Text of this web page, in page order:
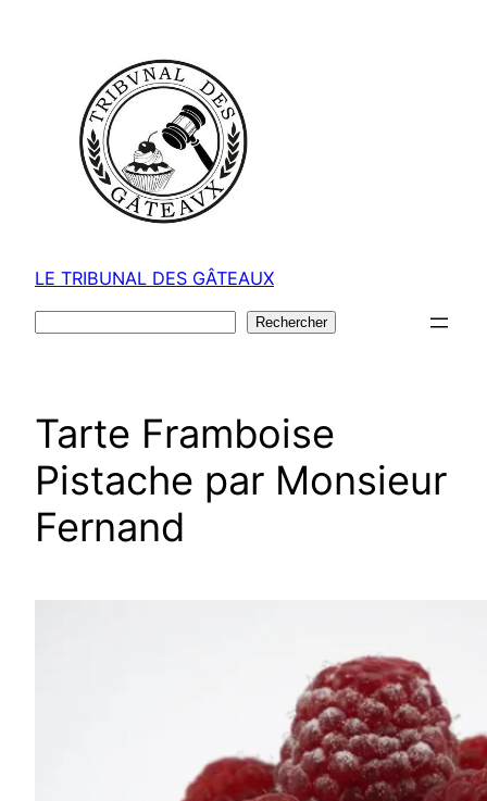
LE TRIBUNAL DES GÂTEAUX
Rechercher
Tarte Framboise
Pistache par Monsieur
Fernand